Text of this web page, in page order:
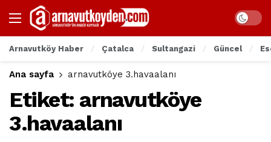
Arnavutköy Haber Çatalca Sultangazi Güncel
Ana sayfa arnavutköye 3.havaalanı
Etiket: arnavutköye
3.havaalanı